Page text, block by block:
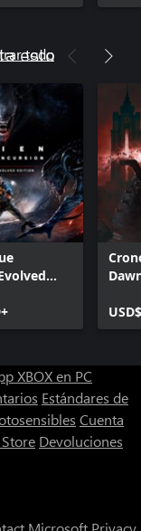
esto
todo
XBOX en PC
Estándares de
Cuenta
Devoluciones